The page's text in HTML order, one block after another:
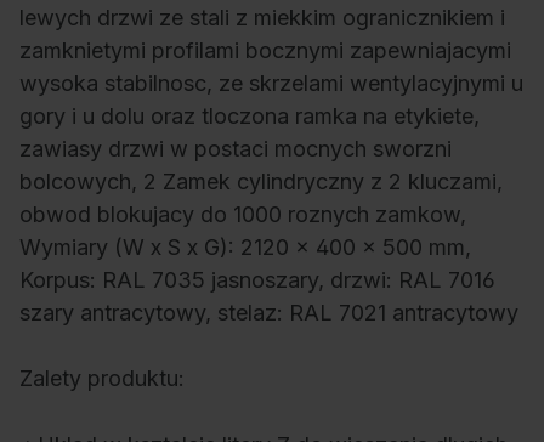
lewych drzwi ze stali z miekkim ogranicznikiem i
zamknietymi profilami bocznymi zapewniajacymi
wysoka stabilnosc, ze skrzelami wentylacyjnymi u
gory i u dolu oraz tloczona ramka na etykiete,
zawiasy drzwi w postaci mocnych sworzni
bolcowych, 2 Zamek cylindryczny z 2 kluczami,
obwod blokujacy do 1000 roznych zamkow,
Wymiary (W x S x G): 2120 x 400 x 500 mm,
Korpus: RAL 7035 jasnoszary, drzwi: RAL 7016
szary antracytowy, stelaz: RAL 7021 antracytowy
Zalety produktu: